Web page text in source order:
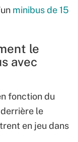
minibus de 15
le
avec
fonction du
le
en jeu dans